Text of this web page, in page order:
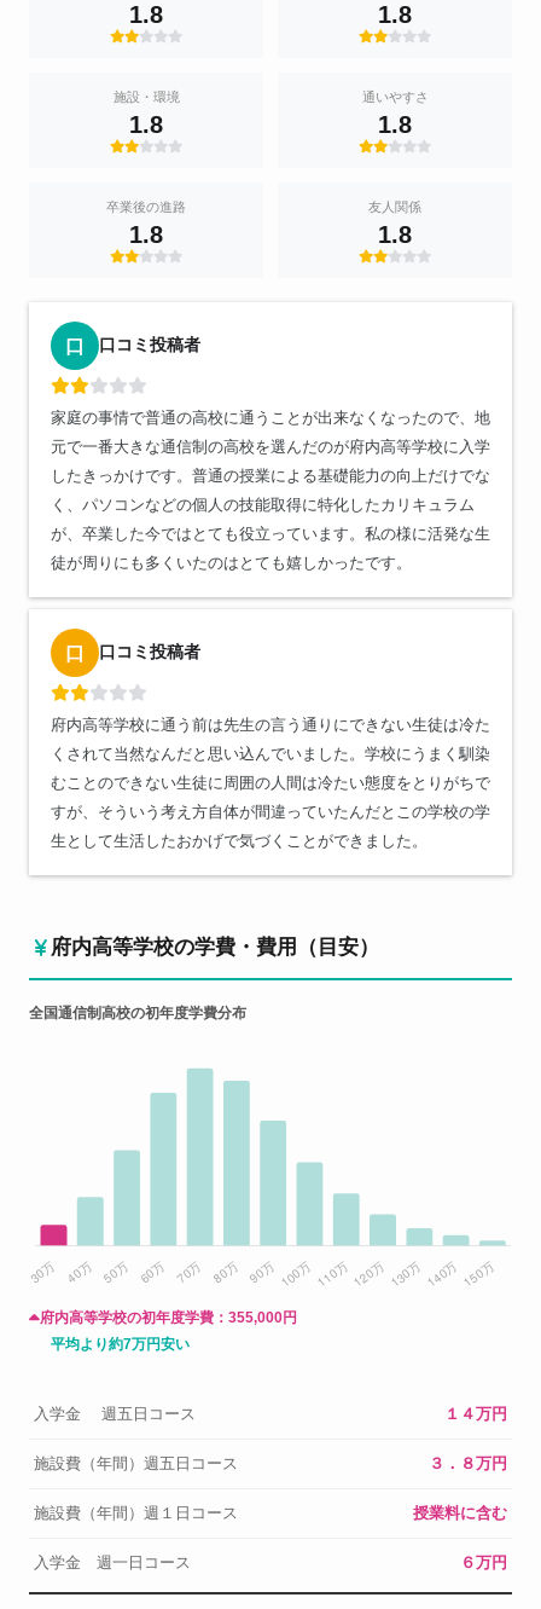
1.8 1.8
施設・環境
1.8
通いやすさ
1.8
卒業後の進路
1.8
友人関係
1.8
口 口コミ投稿者
家庭の事情で普通の高校に通うことが出来なくなったので、地
元で一番大きな通信制の高校を選んだのが府内高等学校に入学
したきっかけです。普通の授業による基礎能力の向上だけでな
く、パソコンなどの個人の技能取得に特化したカリキュラム
が、卒業した今ではとても役立っています。私の様に活発な生
徒が周りにも多くいたのはとても嬉しかったです。
口 口コミ投稿者
府内高等学校に通う前は先生の言う通りにできない生徒は冷た
くされて当然なんだと思い込んでいました。学校にうまく馴染
むことのできない生徒に周囲の人間は冷たい態度をとりがちで
すが、そういう考え方自体が間違っていたんだとこの学校の学
生として生活したおかげで気づくことができました。
府内高等学校の学費・費用（目安）
全国通信制高校の初年度学費分布
府内高等学校の初年度学費： 355,000円
平均より約7万円安い
入学金 週五日コース １４万円
施設費（年間）週五日コース ３．８万円
施設費（年間）週１日コース 授業料に含む
入学金 週一日コース ６万円